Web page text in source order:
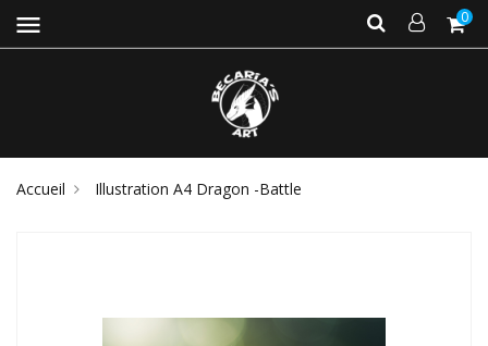
menu 0
Accueil Illustration A4 Dragon -Battle